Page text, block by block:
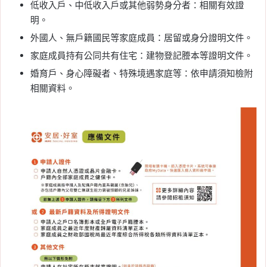
低收入戶、中低收入戶或其他弱勢身分者：相關有效證
明。
外國人、無戶籍國民等家庭成員：居留或身分證明文件。
家庭成員持有公同共有住宅：建物登記謄本等證明文件。
婚育戶、身心障礙者、特殊境遇家庭等：依申請須知檢附
相關資料。